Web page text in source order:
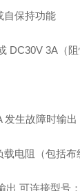
自保持功能
DC30V 3A（阻
发生故障时输出
电阻（包括布
出 可连接型号：